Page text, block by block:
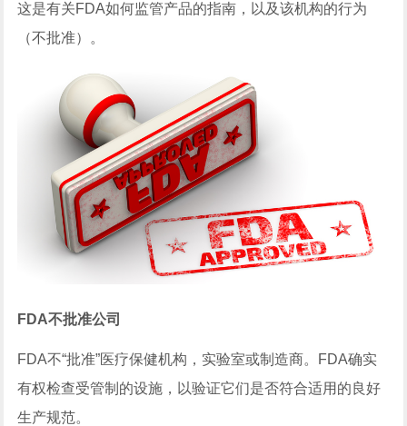
这是有关FDA如何监管产品的指南，以及该机构的行为
（不批准）。
FDA不批准公司
FDA不“批准”医疗保健机构，实验室或制造商。FDA确实
有权检查受管制的设施，以验证它们是否符合适用的良好
生产规范。